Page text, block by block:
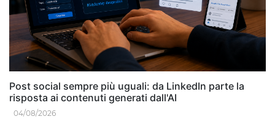
Post social sempre più uguali: da LinkedIn parte la
risposta ai contenuti generati dall'AI
04/08/2026